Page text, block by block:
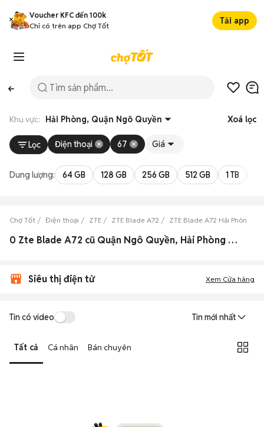
Voucher KFC đến 100k
Chỉ có trên app Chợ Tốt
Tải app
Khu vực: Hải Phòng, Quận Ngô Quyền Xoá lọc
Lọc Điện thoại 67 Giá
Dung lượng: 64 GB 128 GB 256 GB 512 GB 1 TB
Chợ Tốt Điện thoại ZTE ZTE Blade A72 ZTE Blade A72 Hải Phòng
0 Zte Blade A72 cũ Quận Ngô Quyền, Hải Phòng đẹp
Siêu thị điện tử Xem Cửa hàng
Tin có video Tin mới nhất
Tất cả Cá nhân Bán chuyên